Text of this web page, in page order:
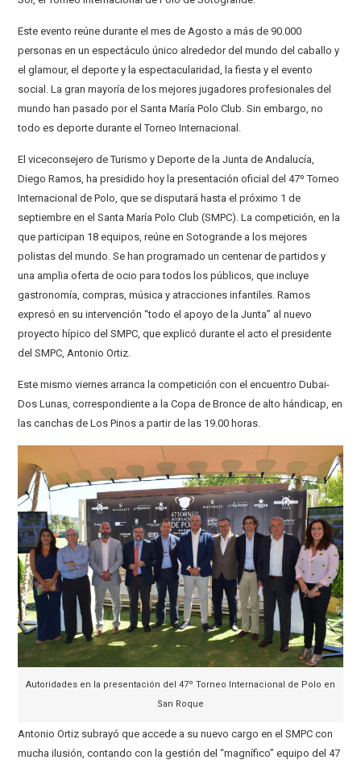
Este evento reúne durante el mes de Agosto a más de 90.000
personas en un espectáculo único alrededor del mundo del caballo y
el glamour, el deporte y la espectacularidad, la fiesta y el evento
social. La gran mayoría de los mejores jugadores profesionales del
mundo han pasado por el Santa María Polo Club. Sin embargo, no
todo es deporte durante el Torneo Internacional.
El viceconsejero de Turismo y Deporte de la Junta de Andalucía,
Diego Ramos, ha presidido hoy la presentación oficial del 47º Torneo
Internacional de Polo, que se disputará hasta el próximo 1 de
septiembre en el Santa María Polo Club (SMPC). La competición, en la
que participan 18 equipos, reúne en Sotogrande a los mejores
polistas del mundo. Se han programado un centenar de partidos y
una amplia oferta de ocio para todos los públicos, que incluye
gastronomía, compras, música y atracciones infantiles. Ramos
expresó en su intervención “todo el apoyo de la Junta” al nuevo
proyecto hípico del SMPC, que explicó durante el acto el presidente
del SMPC, Antonio Ortiz.
Este mismo viernes arranca la competición con el encuentro Dubai-
Dos Lunas, correspondiente a la Copa de Bronce de alto hándicap, en
las canchas de Los Pinos a partir de las 19.00 horas.
Autoridades en la presentación del 47º Torneo Internacional de Polo en
San Roque
Antonio Ortiz subrayó que accede a su nuevo cargo en el SMPC con
mucha ilusión, contando con la gestión del “magnífico” equipo del 47